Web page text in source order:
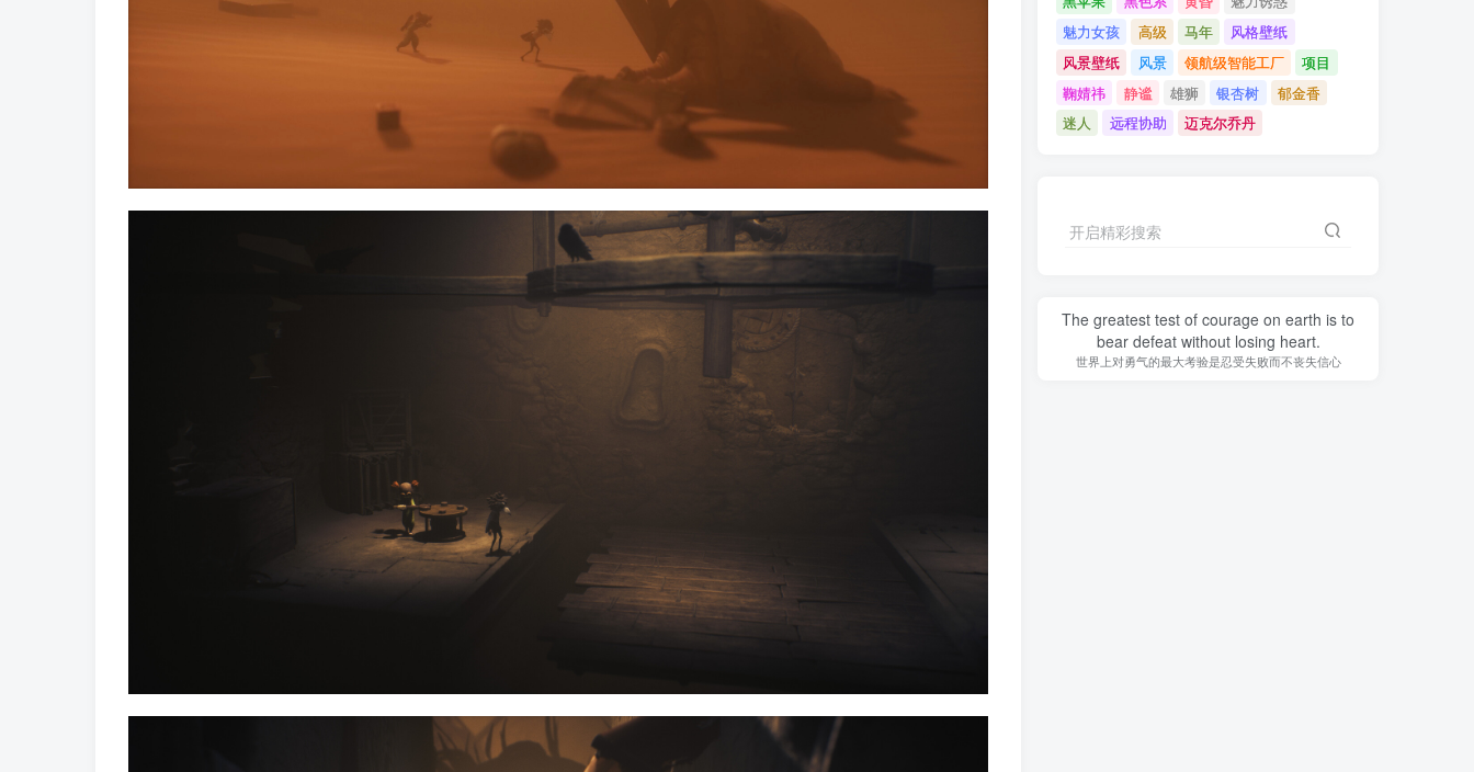
魅力女孩
高级 马年
风格壁纸
风景壁纸
风景 领航级智能工厂
项目
鞠婧祎
静谧 雄狮 银杏树
郁金香
迷人
远程协助 迈克尔乔丹
开启精彩搜索
The greatest test of courage on earth is to
bear defeat without losing heart.
世界上对勇气的最大考验是忍受失败而不丧失信心